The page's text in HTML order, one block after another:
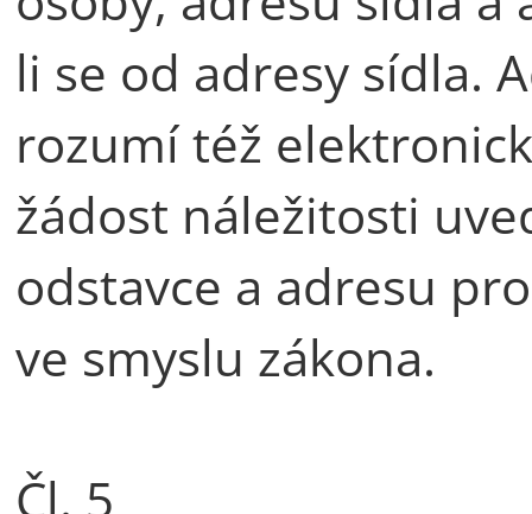
li se od adresy sídla.
rozumí též
žádost náležitosti
odstavce a adresu
ve smyslu zákona.
Čl. 5